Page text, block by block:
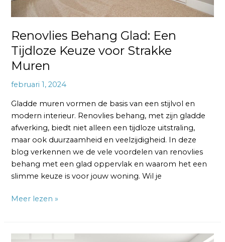
Renovlies Behang Glad: Een
Tijdloze Keuze voor Strakke
Muren
februari 1, 2024
Gladde muren vormen de basis van een stijlvol en
modern interieur. Renovlies behang, met zijn gladde
afwerking, biedt niet alleen een tijdloze uitstraling,
maar ook duurzaamheid en veelzijdigheid. In deze
blog verkennen we de vele voordelen van renovlies
behang met een glad oppervlak en waarom het een
slimme keuze is voor jouw woning. Wil je
Meer lezen »